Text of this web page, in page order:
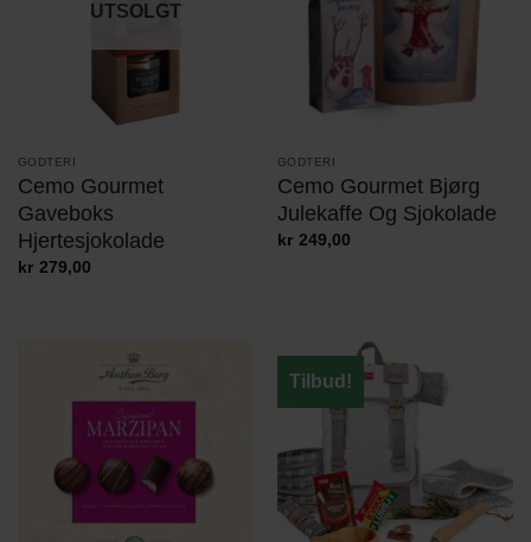
UTSOLGT
GODTERI
Cemo Gourmet
Gaveboks
Hjertesjokolade
kr 279,00
GODTERI
Cemo Gourmet Bjørg
Julekaffe Og Sjokolade
kr 249,00
Tilbud!